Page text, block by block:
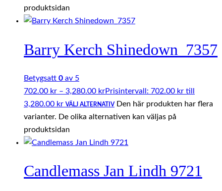
produktsidan
Barry Kerch Shinedown_7357
Betygsatt 0 av 5
702.00 kr – 3,280.00 krPrisintervall: 702.00 kr till
3,280.00 kr VÄLJ ALTERNATIV Den här produkten har flera
varianter. De olika alternativen kan väljas på
produktsidan
Candlemass Jan Lindh 9721